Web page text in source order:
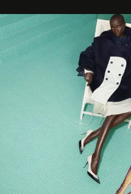
un’impronta indelebile